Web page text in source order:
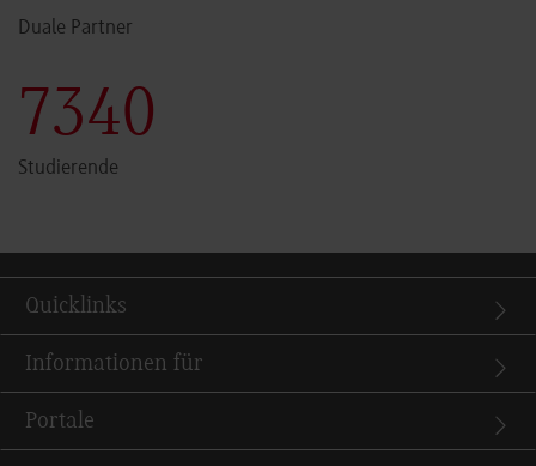
Duale Partner
7341
Studierende
Quicklinks
Informationen für
Portale